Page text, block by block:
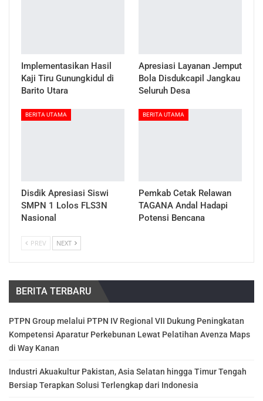
Implementasikan Hasil
Kaji Tiru Gunungkidul di
Barito Utara
Apresiasi Layanan Jemput
Bola Disdukcapil Jangkau
Seluruh Desa
BERITA UTAMA
Disdik Apresiasi Siswi
SMPN 1 Lolos FLS3N
Nasional
BERITA UTAMA
Pemkab Cetak Relawan
TAGANA Andal Hadapi
Potensi Bencana
PREV NEXT
BERITA TERBARU
PTPN Group melalui PTPN IV Regional VII Dukung Peningkatan
Kompetensi Aparatur Perkebunan Lewat Pelatihan Avenza Maps
di Way Kanan
Industri Akuakultur Pakistan, Asia Selatan hingga Timur Tengah
Bersiap Terapkan Solusi Terlengkap dari Indonesia